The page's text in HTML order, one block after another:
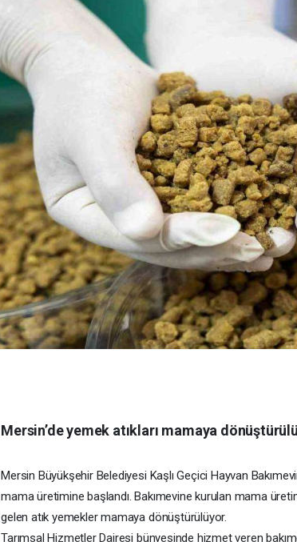
Mersin’de yemek atıkları mamaya
Mersin Büyükşehir Belediyesi Kaşlı Geçici Hayvan
mama üretimine başlandı. Bakımevine kurulan mama
gelen atık yemekler mamaya dönüştürülüyor.
Tarımsal Hizmetler Dairesi bünyesinde hizmet veren